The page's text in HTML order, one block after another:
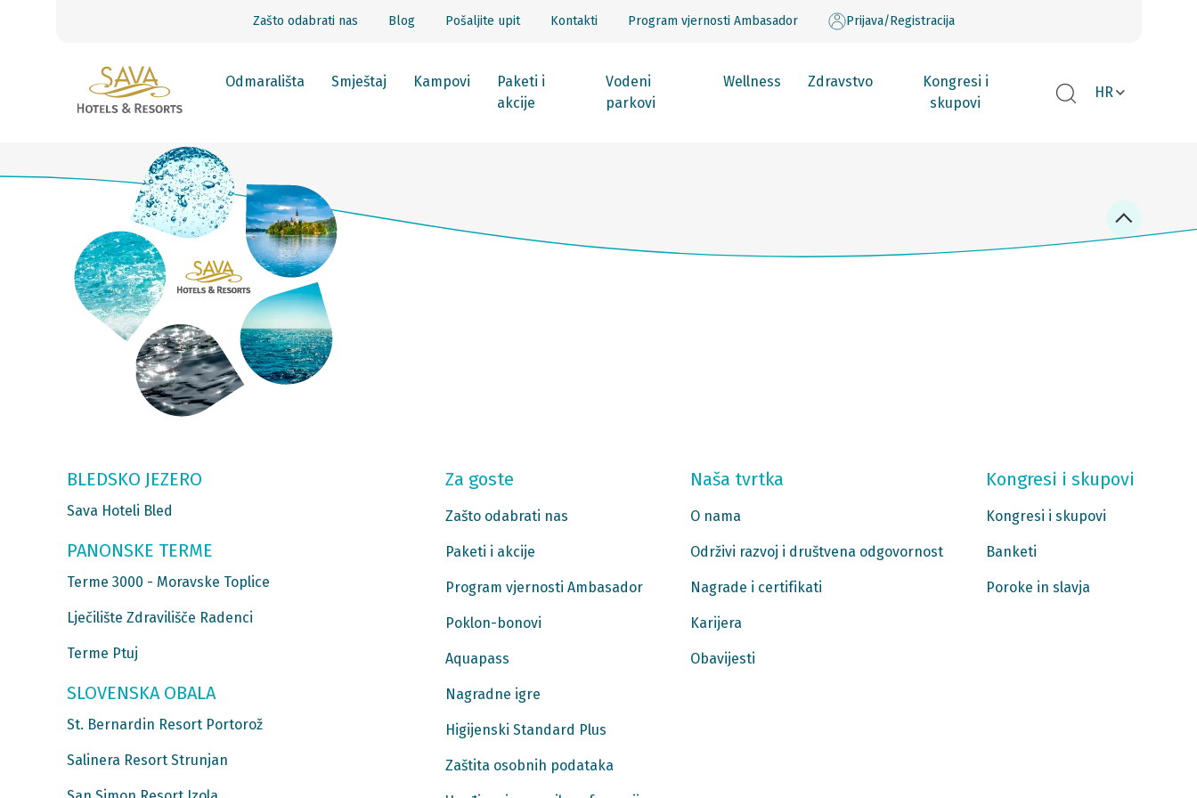
Zašto odabrati nas Blog Pošaljite upit Kontakti Program vjernosti Ambasador Prijava/Registracija
Odmarališta Smještaj Kampovi
Paketi i
akcije
Vodeni
parkovi
Wellness Zdravstvo
Kongresi i
skupovi
HR
BLEDSKO JEZERO
Sava Hoteli Bled
PANONSKE TERME
Terme 3000 - Moravske Toplice
Lječilište Zdravilišče Radenci
Terme Ptuj
SLOVENSKA OBALA
St. Bernardin Resort Portorož
Salinera Resort Strunjan
Za goste
Zašto odabrati nas
Paketi i akcije
Program vjernosti Ambasador
Poklon-bonovi
Aquapass
Nagradne igre
Higijenski Standard Plus
Zaštita osobnih podataka
Naša tvrtka
O nama
Održivi razvoj i društvena odgovornost
Nagrade i certifikati
Karijera
Obavijesti
Kongresi i skupovi
Kongresi i skupovi
Banketi
Poroke in slavja